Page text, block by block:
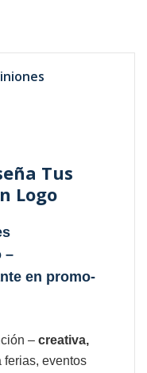
Tus
Logo
–
en promo-
–creativa,
ferias, eventos